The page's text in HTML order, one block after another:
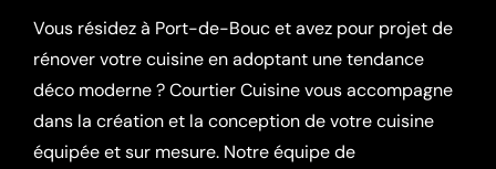
Vous résidez à Port-de-Bouc et avez pour projet de
rénover votre cuisine en adoptant une tendance
déco moderne ? Courtier Cuisine vous accompagne
dans la création et la conception de votre cuisine
équipée et sur mesure. Notre équipe de